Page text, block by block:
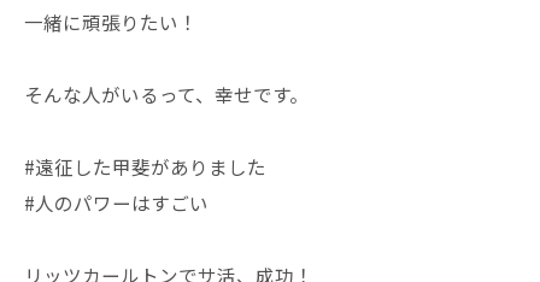
一緒に頑張りたい！
そんな人がいるって、幸せです。
#遠征した甲斐がありました
#人のパワーはすごい
リッツカールトンでサ活、成功！